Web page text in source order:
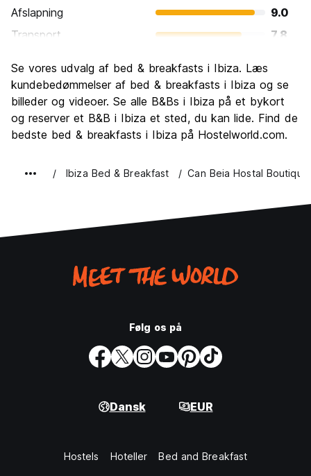
Afslapning
9.0
Transport
7.8
Kultur
7.2
Fester
9.1
Værdi for pengene
7.0
Se vores udvalg af bed & breakfasts i Ibiza. Læs
kundebedømmelser af bed & breakfasts i Ibiza og se
billeder og videoer. Se alle B&Bs i Ibiza på et bykort
og reserver et B&B i Ibiza et sted, du kan lide. Find de
bedste bed & breakfasts i Ibiza på Hostelworld.com.
Ibiza Bed & Breakfast Can Beia Hostal Boutique
Følg os på
Dansk EUR
Hostels Hoteller Bed and Breakfast